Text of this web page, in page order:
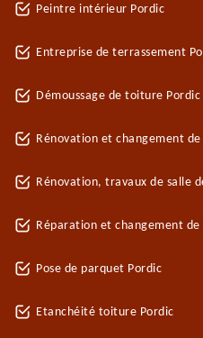
Peintre intérieur Pordic
Entreprise de terrassement
Démoussage de toiture Pordic
Rénovation et changement
Rénovation, travaux de salle
Réparation et changement
Pose de parquet Pordic
Etanchéité toiture Pordic